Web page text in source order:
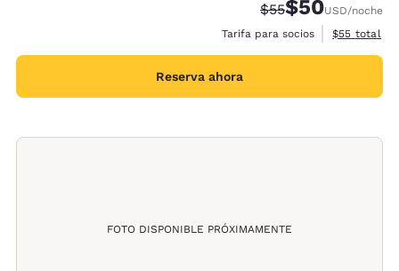
Tarifa tachada:
$55Tarifa reducida:
$50USD/noche
Tarifa para socios
Ver detalles
$55 total
Reserva ahora
FOTO DISPONIBLE PRÓXIMAMENTE